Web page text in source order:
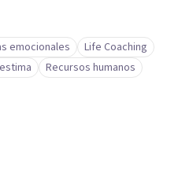
viaje!
emocionales
Life Coaching
Recursos humanos